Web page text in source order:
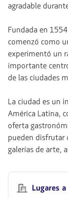
agradable
Fundada en
comenzó como
experimentó un
importante
de las ciudades
La ciudad es un
América Latina,
oferta
pueden disfrutar
galerías de arte,
Lugares